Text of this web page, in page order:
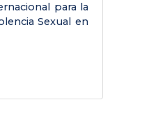
para la
Sexual en